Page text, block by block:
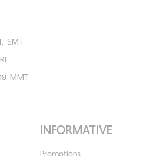
SMT
ย MMT
INFORMATIVE